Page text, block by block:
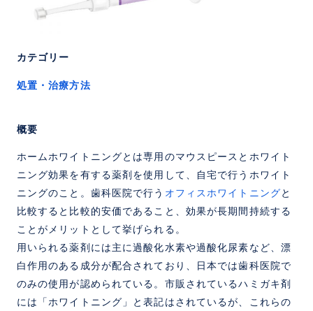
カテゴリー
処置・治療方法
概要
ホームホワイトニングとは専用のマウスピースとホワイト
ニング効果を有する薬剤を使用して、自宅で行うホワイト
ニングのこと。歯科医院で行う オフィスホワイトニングと
比較すると比較的安価であること、効果が長期間持続する
ことがメリットとして挙げられる。
用いられる薬剤には主に過酸化水素や過酸化尿素など、漂
白作用のある成分が配合されており、日本では歯科医院で
のみの使用が認められている。市販されているハミガキ剤
には「ホワイトニング」と表記はされているが、これらの